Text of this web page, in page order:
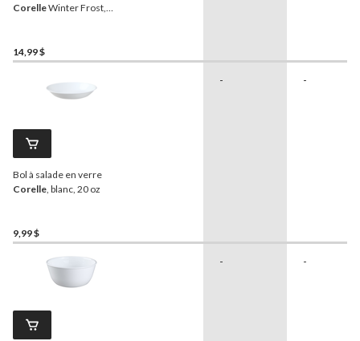
CorelleWinter Frost,
14,99 $
Bol à salade en verre
Corelle , blanc, 20 oz
9,99 $
- -
- -